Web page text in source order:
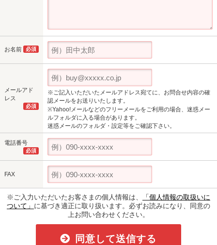
お名前 必須
メールアド
レス
必須
※ご記入いただいたメールアドレス宛てに、お問合せ内容の確
認メールをお送りいたします。
※Yahoo!メールなどのフリーメールをご利用の場合、迷惑メー
ルフォルダに入る場合があります。
迷惑メールのフォルダ・設定等をご確認下さい。
電話番号
必須
FAX
※ご入力いただいたお客さまの個人情報は、
「個人情報の取扱いに
ついて」 に基づき適正に取り扱います。必ずお読みになり、同意の
上お問い合わせください。
同意して送信する